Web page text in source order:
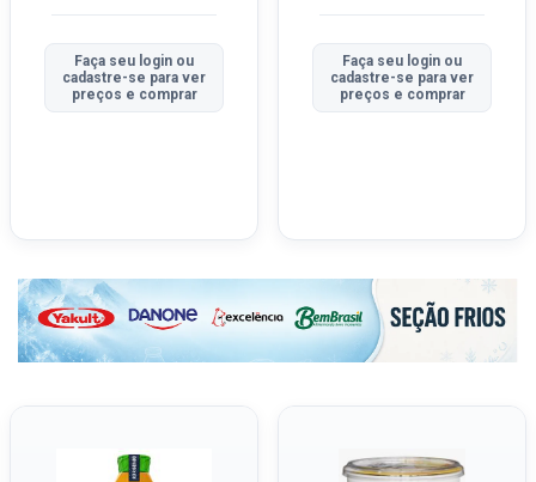
Faça seu login ou
cadastre-se para ver
preços e comprar
Faça seu login ou
cadastre-se para ver
preços e comprar